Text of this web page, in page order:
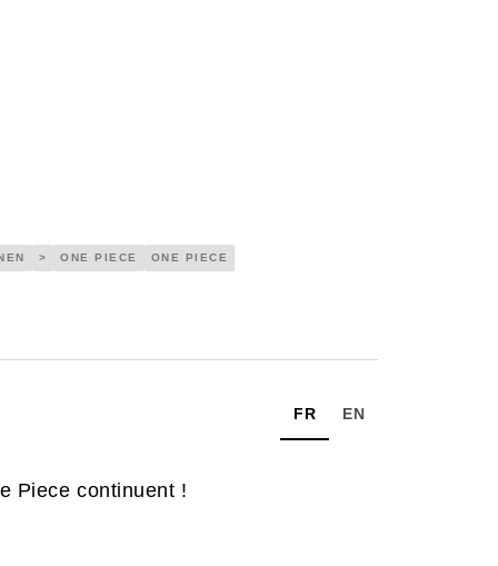
> ONE PIECE ONE PIECE
FR EN
Piece continuent !